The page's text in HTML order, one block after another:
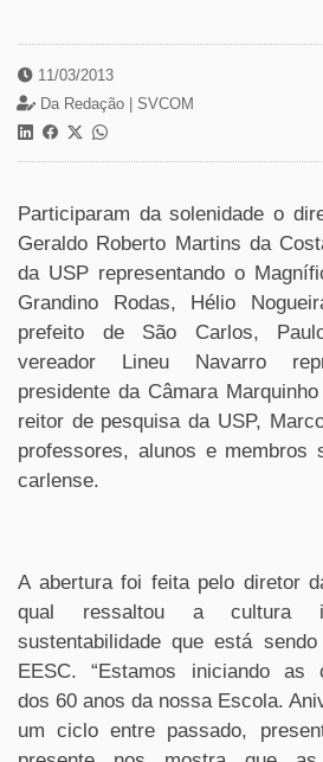
11/03/2013
Da Redação | SVCOM
Participaram da solenidade o
Geraldo Roberto Martins da
da USP representando o
Grandino Rodas, Hélio
prefeito de São Carlos,
vereador Lineu Navarro
presidente da Câmara
reitor de pesquisa da USP,
professores, alunos e membros
carlense.
A abertura foi feita pelo diretor
qual ressaltou a cultura
sustentabilidade que está
EESC. “Estamos iniciando as
dos 60 anos da nossa Escola.
um ciclo entre passado,